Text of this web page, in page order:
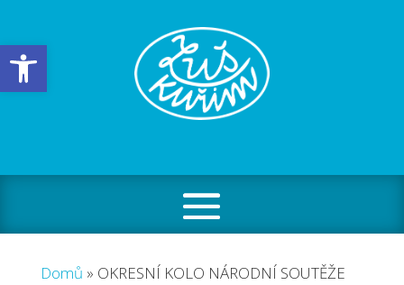
Open toolbar
Domů » OKRESNÍ KOLO NÁRODNÍ SOUTĚŽE